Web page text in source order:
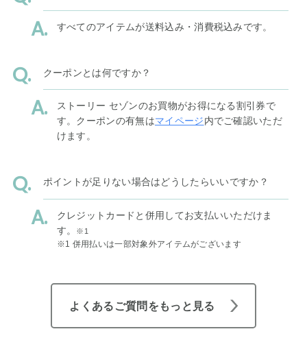
すべてのアイテムが送料込み・消費税込みです。
クーポンとは何ですか？
ストーリー セゾンのお買物がお得になる割引券で
す。クーポンの有無はマイページ内でご確認いただ
けます。
ポイントが足りない場合はどうしたらいいですか？
クレジットカードと併用してお支払いいただけま
す。
※1
※1 併用払いは一部対象外アイテムがございます
よくあるご質問をもっと見る